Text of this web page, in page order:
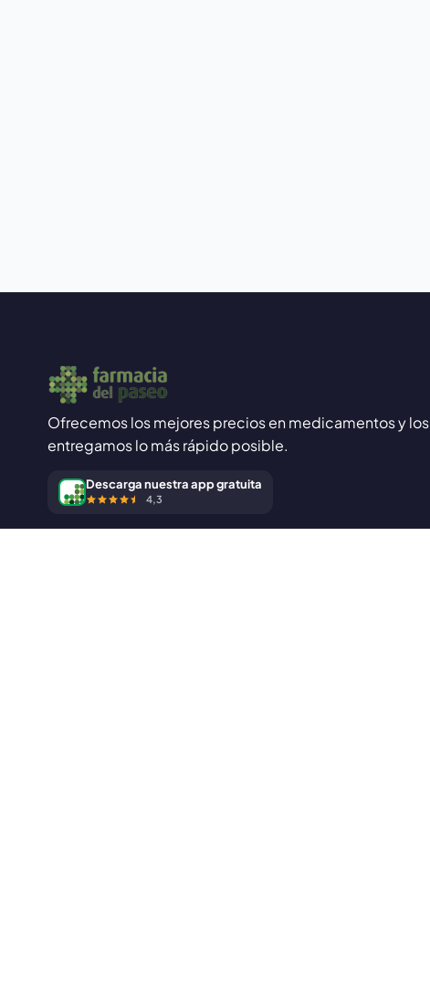
Ofrecemos los mejores precios en medicamentos y los
entregamos lo más rápido posible.
Descarga nuestra app gratuita
4,3